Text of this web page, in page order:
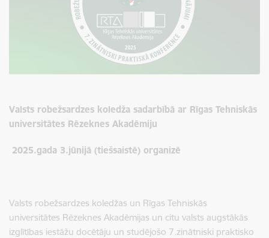
Valsts robežsardzes koledža sadarbībā ar Rīgas Tehniskās
universitātes Rēzeknes Akadēmiju
2025.gada 3.jūnijā (tiešsaistē) organizē
Valsts robežsardzes koledžas un Rīgas Tehniskās
universitātes Rēzeknes Akadēmijas un citu valsts augstākās
izglītības iestāžu docētāju un studējošo 7.zinātniski praktisko